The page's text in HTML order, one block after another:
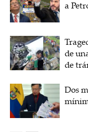
a
de
de
Dos